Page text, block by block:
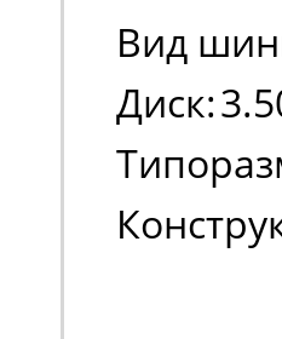
Вид
Диск: